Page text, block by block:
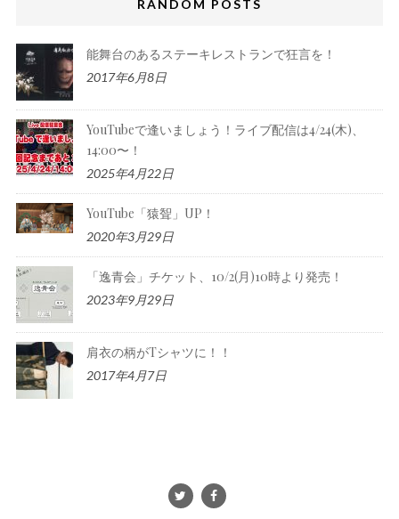
RANDOM POSTS
能舞台のあるステーキレストランで狂言を！
2017年6月8日
YouTubeで逢いましょう！ライブ配信は4/24(木)、
14:00〜！
2025年4月22日
YouTube「猿聟」UP！
2020年3月29日
「逸青会」チケット、10/2(月)10時より発売！
2023年9月29日
肩衣の柄がTシャツに！！
2017年4月7日